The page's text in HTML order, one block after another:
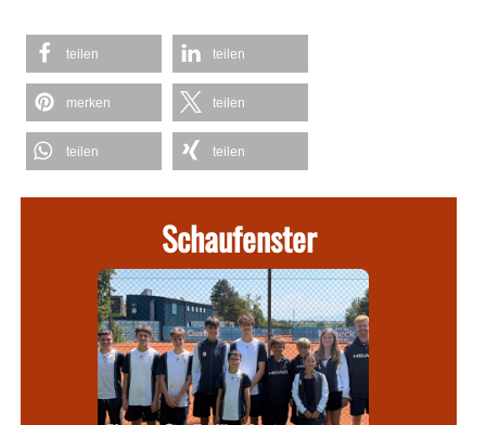
teilen teilen
merken teilen
teilen teilen
Schaufenster